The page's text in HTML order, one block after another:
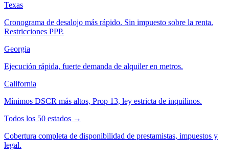
Texas
Cronograma de desalojo más rápido. Sin impuesto sobre la renta.
Restricciones PPP.
Georgia
Ejecución rápida, fuerte demanda de alquiler en metros.
California
Mínimos DSCR más altos, Prop 13, ley estricta de inquilinos.
Todos los 50 estados →
Cobertura completa de disponibilidad de prestamistas, impuestos y
legal.